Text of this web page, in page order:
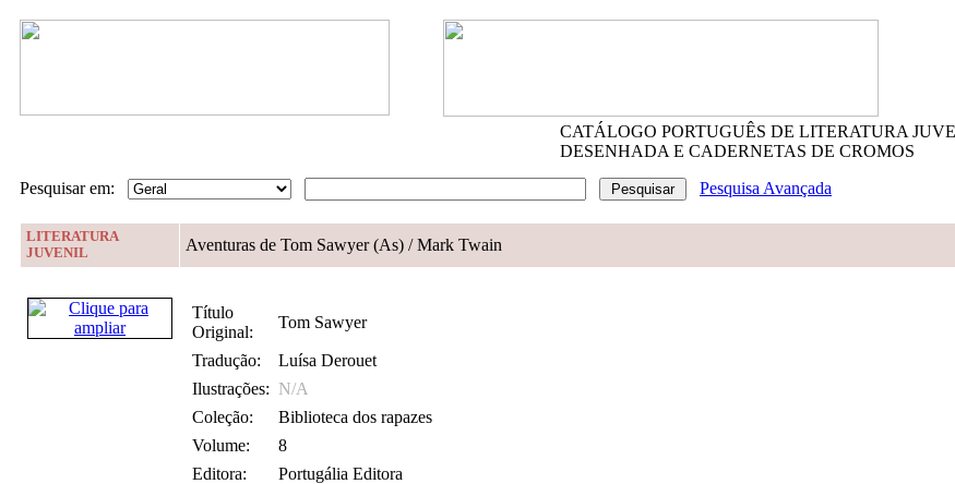
CATÁLOGO PORTUGUÊS DE LITERATURA
DESENHADA E CADERNETAS DE CROMOS
Pesquisar em:
Pesquisa Avançada
LITERATURA
JUVENIL
Aventuras de Tom Sawyer (As) / Mark Twain
Título
Original:
Tom Sawyer
Tradução:
Luísa Derouet
Ilustrações: N/A
Coleção:
Biblioteca dos rapazes
Volume:
8
Editora:
Portugália Editora